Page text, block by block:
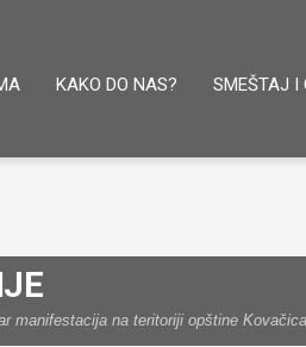
KAKO DO NAS? SMEŠTAJ I
manifestacija na teritoriji opštine Kovačica